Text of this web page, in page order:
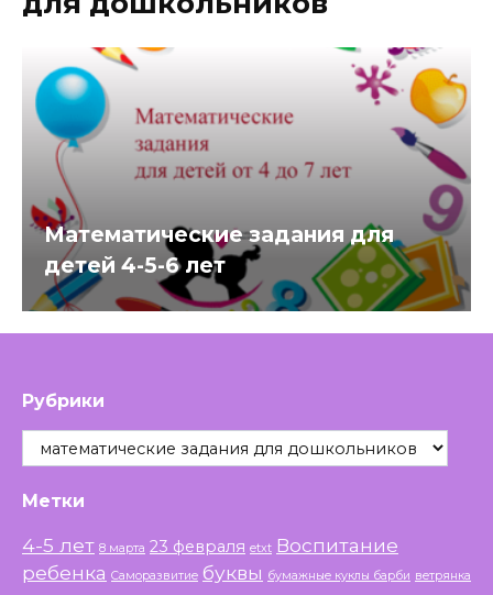
Математические задания для
детей 4-5-6 лет
Рубрики
Метки
4-5 лет 8 марта 23 февраля etxt Воспитание
ребенка Саморазвитие буквы бумажные куклы барби ветрянка